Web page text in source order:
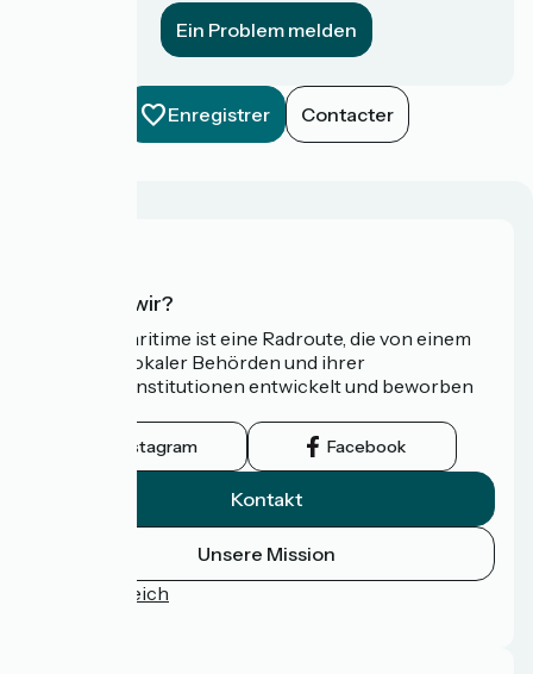
Ein Problem melden
Enregistrer Contacter
Wer sind wir?
Die Vélomaritime ist eine Radroute, die von einem
Netzwerk lokaler Behörden und ihrer
Tourismusinstitutionen entwickelt und beworben
Instagram Facebook
Kontakt
Unsere Mission
Pressebereich